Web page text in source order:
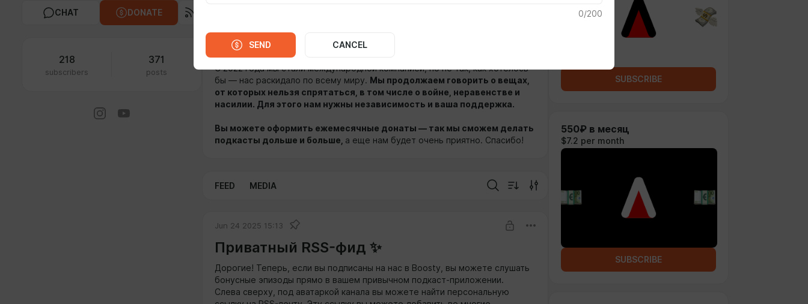
CHAT DONATE
218
subscribers
371
posts
редактируем их, записываем выпуски, монтируем аудио, пишем музыку,
общаемся со слушателями и, конечно, — ищем деньги.
С 2022 года мы стали международной компанией, но не так, как хотелось
бы — нас раскидало по всему миру. Мы продолжаем говорить о вещах,
от которых нельзя спрятаться, в том числе о войне, неравенстве и
насилии. Для этого нам нужны независимость и ваша поддержка.
Вы можете оформить ежемесячные донаты — так мы сможем делать
подкасты дольше и больше, а еще нам будет очень приятно. Спасибо!
FEED MEDIA
Jun 24 2025 15:13
Приватный RSS-фид ✨
Дорогие! Теперь, если вы подписаны на нас в Boosty, вы можете слушать
бонусные эпизоды прямо в вашем привычном подкаст-приложении.
Cлева сверху, под аватаркой канала вы можете найти персональную
SUBSCRIBE
550₽ в месяц
$7.2 per month
SUBSCRIBE
0/200
SEND CANCEL